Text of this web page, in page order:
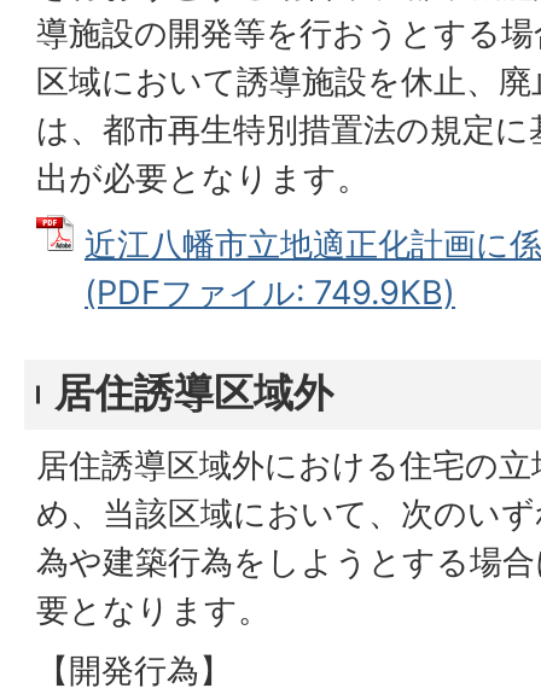
導施設の開発等を行おうとする
区域において誘導施設を休止、
は、都市再生特別措置法の規定
出が必要となります。
近江八幡市立地適正化計画に
(PDFファイル: 749.9KB)
居住誘導区域外
居住誘導区域外における住宅の
め、当該区域において、次のい
為や建築行為をしようとする場
要となります。
【開発行為】